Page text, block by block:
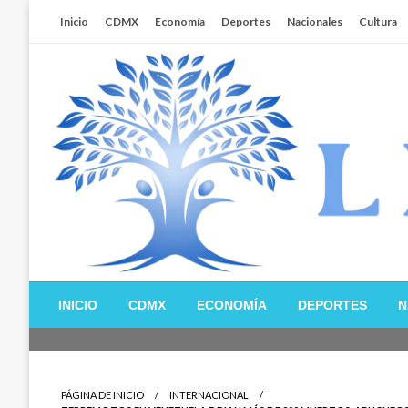
Inicio CDMX Economía Deportes Nacionales Cultura
Libertador MX
INICIO CDMX ECONOMÍA DEPORTES
PÁGINA DE INICIO
INTERNACIONAL